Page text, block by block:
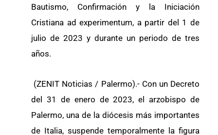
Bautismo, Confirmación y la Iniciación
Cristiana ad experimentum, a partir del 1 de
julio de 2023 y durante un periodo de tres
años.
(ZENIT Noticias / Palermo).- Con un Decreto
del 31 de enero de 2023, el arzobispo de
Palermo, una de la diócesis más importantes
de Italia, suspende temporalmente la figura